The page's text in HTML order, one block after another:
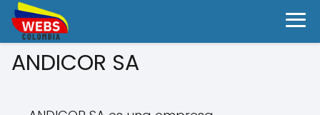
ANDICOR SA